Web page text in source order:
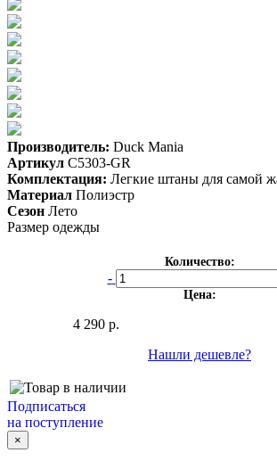
Производитель: Duck Mania
Артикул C5303-GR
Комплектация: Легкие штаны для самой
Материал Полиэстр
Сезон Лето
Размер одежды
Количество:
-
Цена:
4 290 р.
Нашли дешевле?
Подписаться
на поступление
×